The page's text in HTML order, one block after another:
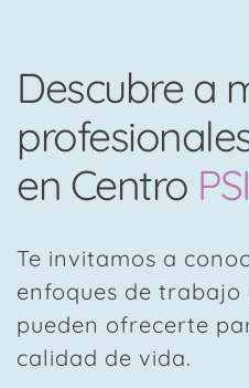
Descubre a
en Centro
Te invitamos a
enfoques de
pueden ofrecerte
calidad de vida.